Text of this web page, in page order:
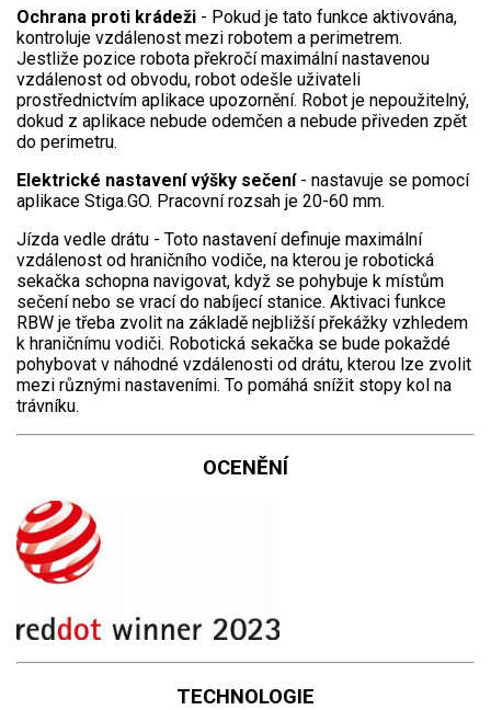
Náhradní díly pro křovinořezy
Náhradní díly pro sekačky
Ochrana proti krádeži - Pokud je tato funkce aktivována,
kontroluje vzdálenost mezi robotem a perimetrem.
Jestliže pozice robota překročí maximální nastavenou
vzdálenost od obvodu, robot odešle uživateli
prostřednictvím aplikace upozornění. Robot je nepoužitelný,
dokud z aplikace nebude odemčen a nebude přiveden zpět
do perimetru.
Elektrické nastavení výšky sečení- nastavuje se pomocí
aplikace Stiga.GO. Pracovní rozsah je 20-60 mm.
Jízda vedle drátu - Toto nastavení definuje maximální
vzdálenost od hraničního vodiče, na kterou je robotická
sekačka schopna navigovat, když se pohybuje k místům
sečení nebo se vrací do nabíjecí stanice. Aktivaci funkce
RBW je třeba zvolit na základě nejbližší překážky vzhledem
k hraničnímu vodiči. Robotická sekačka se bude pokaždé
pohybovat v náhodné vzdálenosti od drátu, kterou lze zvolit
mezi různými nastaveními. To pomáhá snížit stopy kol na
trávníku.
OCENĚNÍ
TECHNOLOGIE